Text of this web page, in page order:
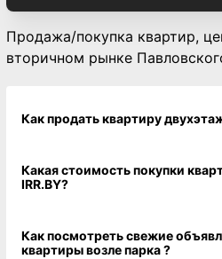
Продажа/покупка квартир,
вторичном рынке
Какая стоимость покупки квартиры возле
IRR.BY?
Как посмотреть свежие
квартиры возле парка ?